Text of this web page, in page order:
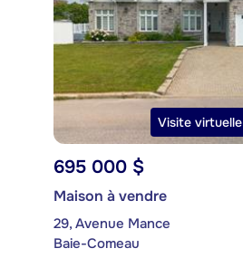
Visite virtuelle
695 000 $
Maison à vendre
29, Avenue Mance
Baie-Comeau